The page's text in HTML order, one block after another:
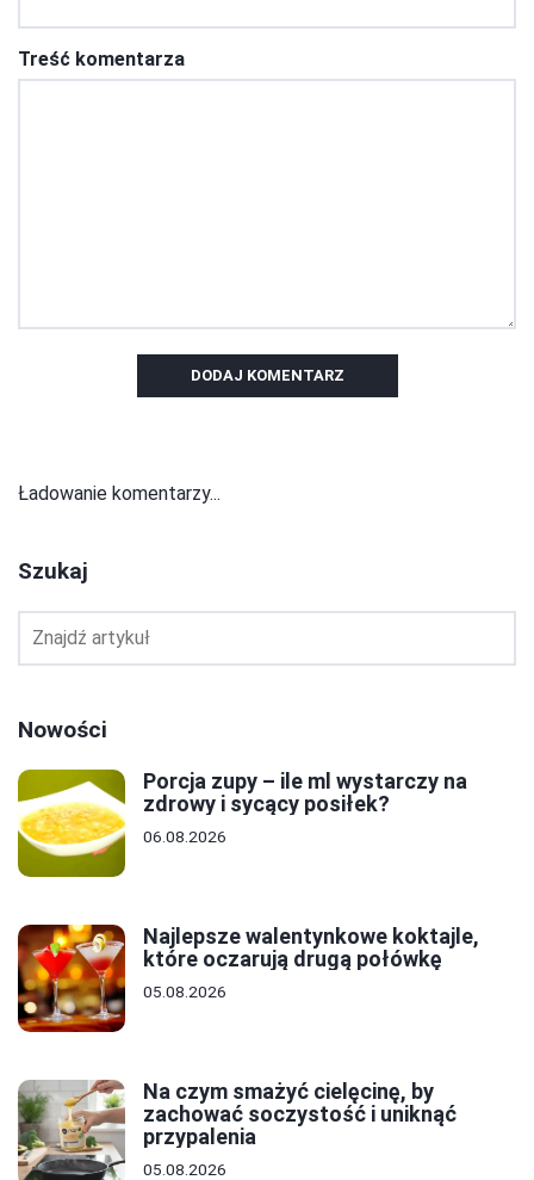
Treść komentarza
DODAJ KOMENTARZ
Ładowanie komentarzy...
Szukaj
Nowości
Porcja zupy – ile ml wystarczy na
zdrowy i sycący posiłek?
06.08.2026
Najlepsze walentynkowe koktajle,
które oczarują drugą połówkę
05.08.2026
Na czym smażyć cielęcinę, by
zachować soczystość i uniknąć
przypalenia
05.08.2026